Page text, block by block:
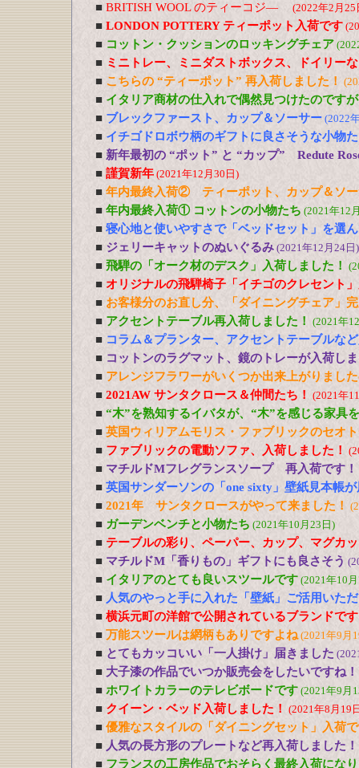
■ BRITISH WOOL のティーコジ― (2022年2月25
■ LONDON POTTERY ティーポット入荷です
■ コットン・クッションのロッキングチェア
■ ミニトレー、ミニダストボックス、ドイリー
■ こちらの “ティーポット” 再入荷しました！
■ イタリア商材の仕入れで偶然見つけたのです
■ ブレックファースト、カップ＆ソーサー (2022
■ イチゴドロボウ柄のギフトに良さそうな小物
■ 新年最初の “ポット” と “カップ” Redute
■ 謹賀新年 (2021年12月30日)
■ 年内最終入荷② ティーポット、カップ＆ソー
■ 年内最終入荷① コットンの小物たち (2021年12
■ 寝心地と使いやすさで「ベッドセット」を選
■ ジェリーキャットのぬいぐるみ (2021年12月24日)
■ 飛騨の「オーク材のデスク」入荷しました！
■ オリジナルの飛騨椅子「イチゴのクレセント
■ お客様分のお直し分、「ダイニングチェア」
■ アクセントテーブル再入荷しました！ (2021年
■ コラム＆プランター、アクセントテーブルな
■ コットンのラグマット、鏡のトレーが入荷し
■ アレンジフラワーがいくつか出来上がりまし
■ 2021AW サンタクロース＆仲間たち！ (2021年
■ “木”を熟知するイバタが、“木”を感じる家具
■ 英国ウィリアムモリス・ファブリックのセオ
■ ファブリックの電動ソファ、入荷しました！
■ マチルドMフレグランスソープ 再入荷です！
■ 英国サンダーソンの「one sixty」壁紙見本帳
■ 2021年 サンタクロースがやって来ました！
■ ガーデンベンチと小物たち (2021年10月23日)
■ テーブルの彩り、ペーパー、カップ、マグカ
■ マチルドM「香りもの」ギフトにも良さそう
■ イタリアのとても良いスツールです (2021年10
■ 人気のやっと手に入れた「壁紙」ご活用いた
■ 横浜元町の洋館で公開されているブランドで
■ 万能スツールは網柄もありですよね(2021年9月
■ とてもカッコいい「一人掛け」届きました
■ 大子漆の作品でいつか販売会をしたいですね！
■ ホワイトカラーのテレビボードです (2021年9月
■ クイーン・ベッド入荷しました！ (2021年8月19
■ 優雅なスタイルの「ダイニングセット」入荷
■ 人気の長方形のプレートなど再入荷しました！
■ フランスの工房作品でおそらく最終入荷にな